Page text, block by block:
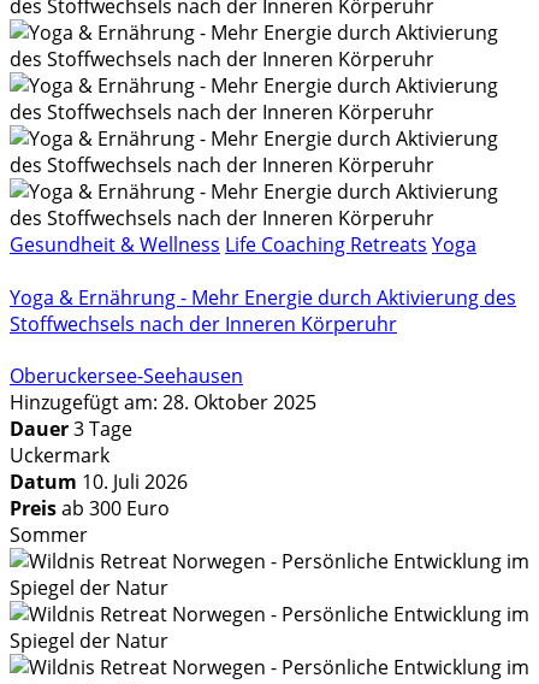
Gesundheit & Wellness Life Coaching Retreats Yoga
Yoga & Ernährung - Mehr Energie durch Aktivierung des
Stoffwechsels nach der Inneren Körperuhr
Oberuckersee-Seehausen
Hinzugefügt am: 28. Oktober 2025
Dauer3 Tage
Uckermark
Datum 10. Juli 2026
Preisab 300 Euro
Sommer